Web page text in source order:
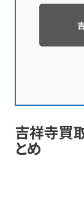
吉祥寺買
とめ